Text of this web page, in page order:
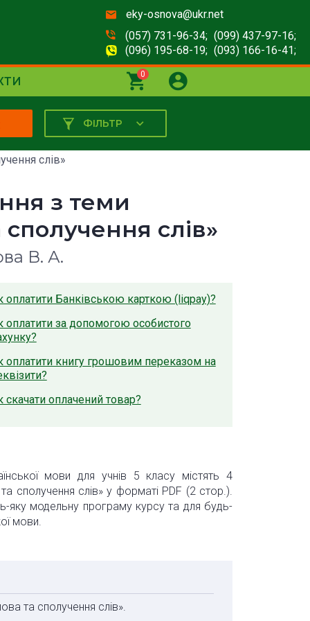
eky-osnova@ukr.net
(057) 731-96-34; (099) 437-97-16;
(096) 195-68-19; (093) 166-16-41;
0
ФІЛЬТР
слів»
з теми
сполучення слів»
В. А.
оплатити Банківською карткою (liqpay)?
оплатити за допомогою особистого
оплатити книгу грошовим переказом на
скачати оплачений товар?
мови для учнів 5 класу містять 4
сполучення слів» у форматі PDF (2 стор.).
яку модельну програму курсу та для будь-
мови.
та сполучення слів».